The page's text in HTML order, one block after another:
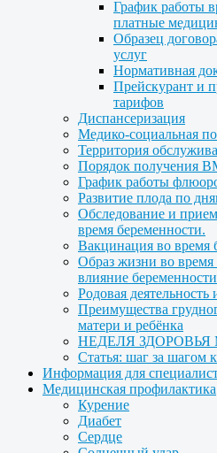
График работы
платные
Образец
услуг
Нормативная
Прейскурант и
тарифов
Диспансеризация
Медико-социальная
Территория
Порядок получения
График работы
Развитие плода по
Обследование и
время беременности.
Вакцинация во время
Образ жизни во время
влияние беременности
Родовая деятельность
Преимущества
матери и ребёнка
НЕДЕЛЯ ЗДОРОВЬЯ
Статья: шаг за шагом
Информация для
Медицинская профилактика
Курение
Диабет
Сердце